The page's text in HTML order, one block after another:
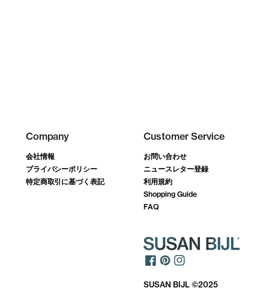
Company
会社情報
プライバシーポリシー
特定商取引に基づく表記
Customer Service
お問い合わせ
ニュースレター登録
利用規約
Shopping Guide
FAQ
SUSAN BIJL ©2025